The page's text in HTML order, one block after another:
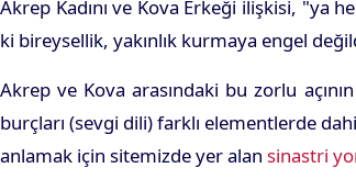
Akrep Kadını ve Kova Erkeği ilişkisi, "ya
ki bireysellik, yakınlık kurmaya engel
Akrep ve Kova arasındaki bu zorlu
burçları (sevgi dili) farklı elementlerde
anlamak için sitemizde yer alan sinastri